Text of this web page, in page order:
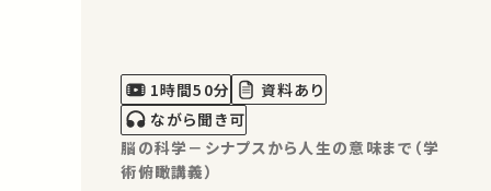
1時間50分
資料あり
ながら聞き可
脳の科学－シナプスから人生の意味まで（学
術俯瞰講義）